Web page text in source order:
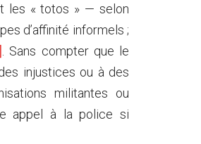
les « totos » — selon
d’affinité informels ;
. Sans compter que le
injustices ou à des
militantes ou
appel à la police si